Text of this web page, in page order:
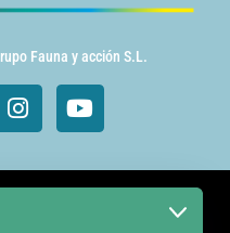
Fauna y acción S.L.
y TV